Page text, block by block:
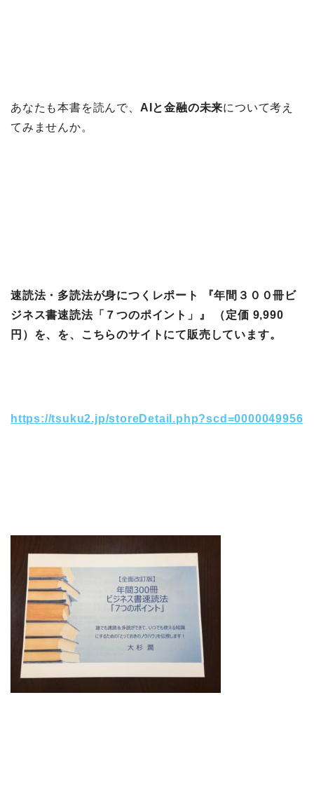
あなたも本書を読んで、 AIと金融の未来について考え
てみませんか。
速読法・多読法が身につくレポート 『年間３００冊ビ
ジネス書速読法「７つのポイント」』 （定価 9,990
円）を、を、こちらのサイトにて販売しています。
https://tsuku2.jp/storeDetail.php?scd=0000049956